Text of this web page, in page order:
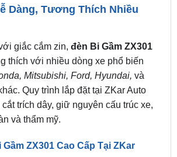
giắc cắm zin,đèn Bi Gầm ZX301
thích với nhiều dòng xe phổ biến
Mitsubishi, Ford, Hyundai,và
Quy trình lắp đặt tại ZKar Auto
trích dây, giữ nguyên cấu trúc xe,
và thẩm mỹ.
ZX301 Cao Cấp Tại ZKar